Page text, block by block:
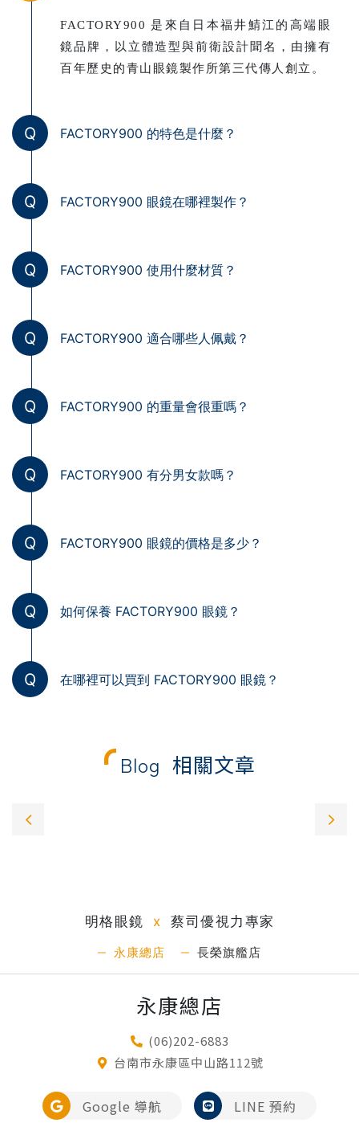
FACTORY900 是來自日本福井鯖江的高端眼
鏡品牌，以立體造型與前衛設計聞名，由擁有
百年歷史的青山眼鏡製作所第三代傳人創立。
Q FACTORY900 的特色是什麼？
Q FACTORY900 眼鏡在哪裡製作？
Q FACTORY900 使用什麼材質？
Q FACTORY900 適合哪些人佩戴？
Q FACTORY900 的重量會很重嗎？
Q FACTORY900 有分男女款嗎？
Q FACTORY900 眼鏡的價格是多少？
Q 如何保養 FACTORY900 眼鏡？
Q 在哪裡可以買到 FACTORY900 眼鏡？
Blog 相關文章
明格眼鏡 x 蔡司優視力專家
永康總店 長榮旗艦店
永康總店
(06)202-6883
台南市永康區中山路112號
Google 導航 LINE 預約